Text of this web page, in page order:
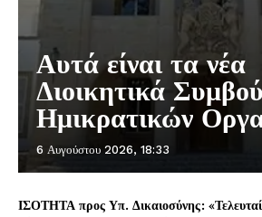
Αυτά είναι τα νέα
Διοικητικά
Ημικρατικών
6 Αυγούστου 2026, 18:33
ΙΣΟΤΗΤΑ προς Υπ. Δικαιοσύνης: